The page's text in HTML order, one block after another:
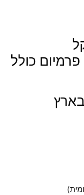
Samsonite RSPARK פרמיום כולל